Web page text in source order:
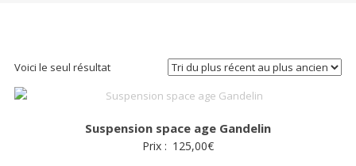
Voici le seul résultat
Suspension space age Gandelin
Prix : 125,00€